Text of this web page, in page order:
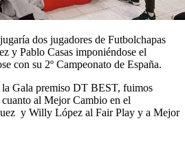
dos jugadores de Futbolchapas
y Pablo Casas imponiéndose el
con su 2º Campeonato de España.
Gala premiso DT BEST, fuimos
al Mejor Cambio en el
y Willy López al Fair Play y a Mejor